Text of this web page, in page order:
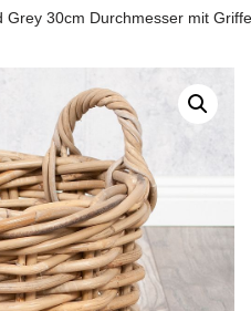
Grey 30cm Durchmesser mit